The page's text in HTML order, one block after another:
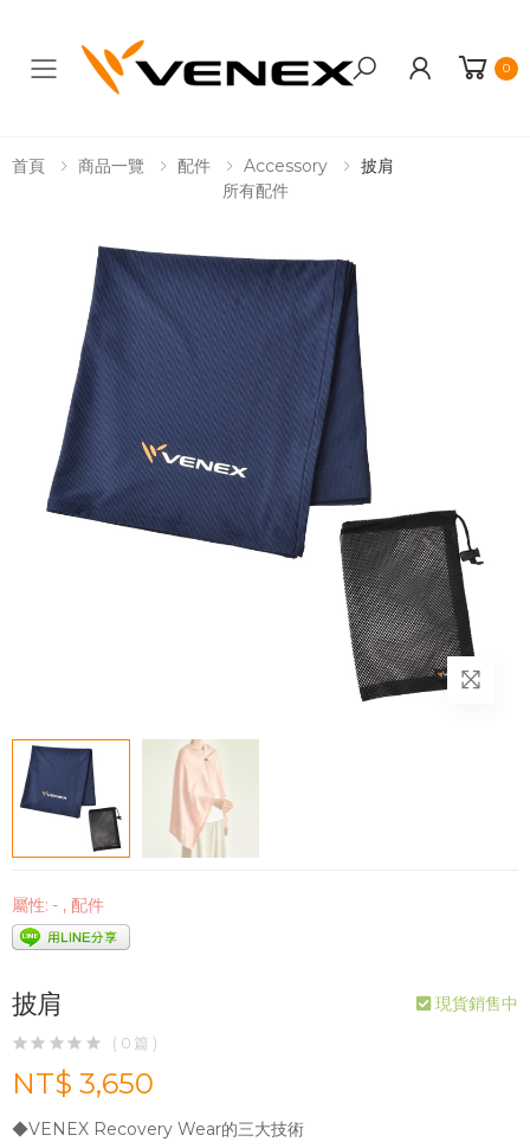
Toggle mobile menu 0
首頁 商品一覽 配件
Accessory
所有配件
披肩
屬性: - , 配件
現貨銷售中
披肩
( 0 篇 )
NT$ 3,650
◆VENEX Recovery Wear的三大技術